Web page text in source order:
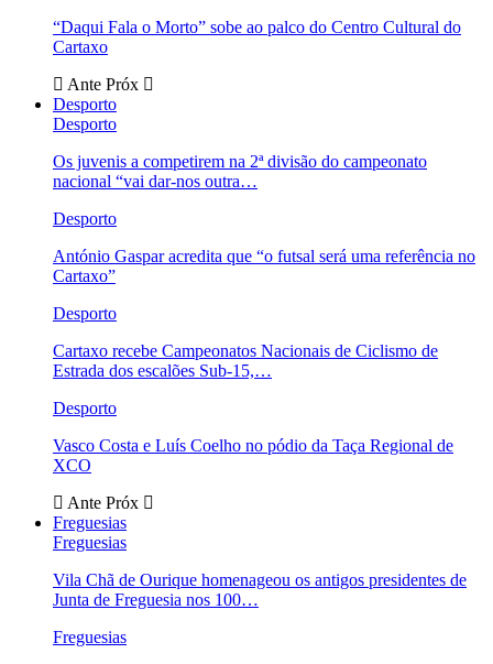
“Daqui Fala o Morto” sobe ao palco do Centro Cultural do
Cartaxo
Ante Próx
Desporto
Desporto
Os juvenis a competirem na 2ª divisão do campeonato
nacional “vai dar-nos outra…
Desporto
António Gaspar acredita que “o futsal será uma referência no
Cartaxo”
Desporto
Cartaxo recebe Campeonatos Nacionais de Ciclismo de
Estrada dos escalões Sub-15,…
Desporto
Vasco Costa e Luís Coelho no pódio da Taça Regional de
XCO
Ante Próx
Freguesias
Freguesias
Vila Chã de Ourique homenageou os antigos presidentes de
Junta de Freguesia nos 100…
Freguesias